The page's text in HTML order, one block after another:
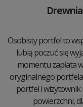
Osobisty portfel to
lubią poczuć się
momentu zapłata
oryginalnego
portfel i wizytownik
powierzchni,